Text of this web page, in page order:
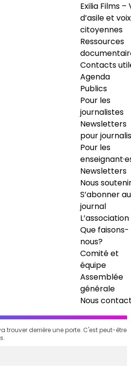
Exilia Films –
d’asile et voix
citoyennes
Ressources
Contacts
Agenda
Publics
Pour les
journalistes
Newsletters
pour
Pour les
Newsletters
Nous
S’abonner au
journal
L’association
Que faisons-
nous?
Comité et
équipe
Assemblée
générale
Nous
trouver derrière une porte. C'est peut-être